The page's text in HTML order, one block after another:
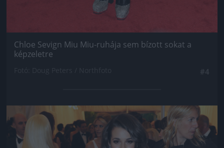
Chloe Sevign Miu Miu-ruhája sem bízott sokat a
képzeletre
Jön még kép!